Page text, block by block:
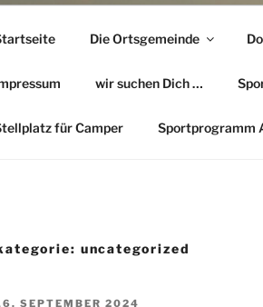
Die Ortsgemeinde
wir suchen Dich …
für Camper Sportprogramm
uncategorized
SEPTEMBER 2024